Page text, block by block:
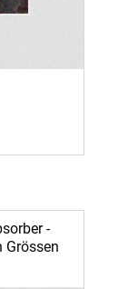
-
Grössen